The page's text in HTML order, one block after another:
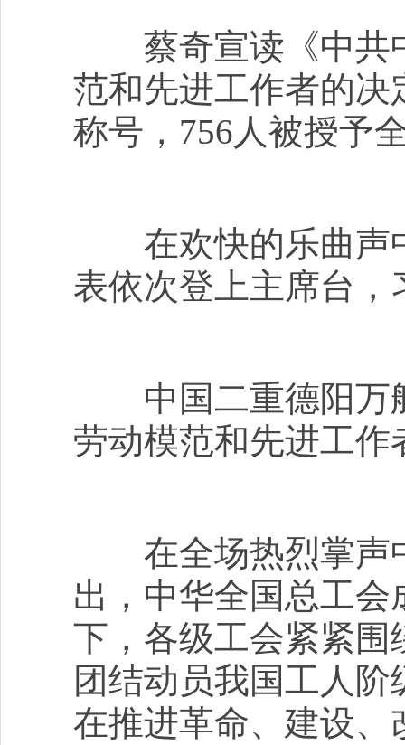
蔡奇宣读《中共
范和先进工作者的决
称号，756人被授予
在欢快的乐曲声
表依次登上主席台
中国二重德阳万
劳动模范和先进工作
在全场热烈掌声
出，中华全国总工会
下，各级工会紧紧
团结动员我国工人
在推进革命、建设